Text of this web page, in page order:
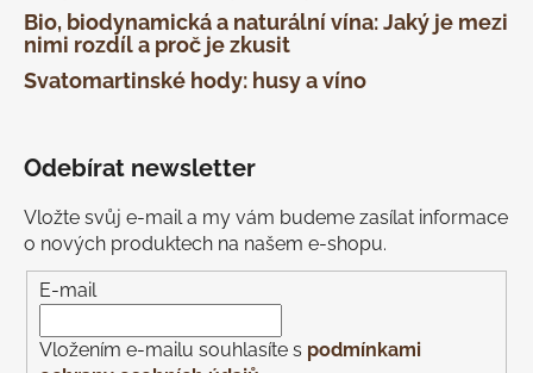
Bio, biodynamická a naturální vína: Jaký je mezi
nimi rozdíl a proč je zkusit
Svatomartinské hody: husy a víno
Odebírat newsletter
Vložte svůj e-mail a my vám budeme zasílat informace
o nových produktech na našem e-shopu.
E-mail
Vložením e-mailu souhlasíte s podmínkami